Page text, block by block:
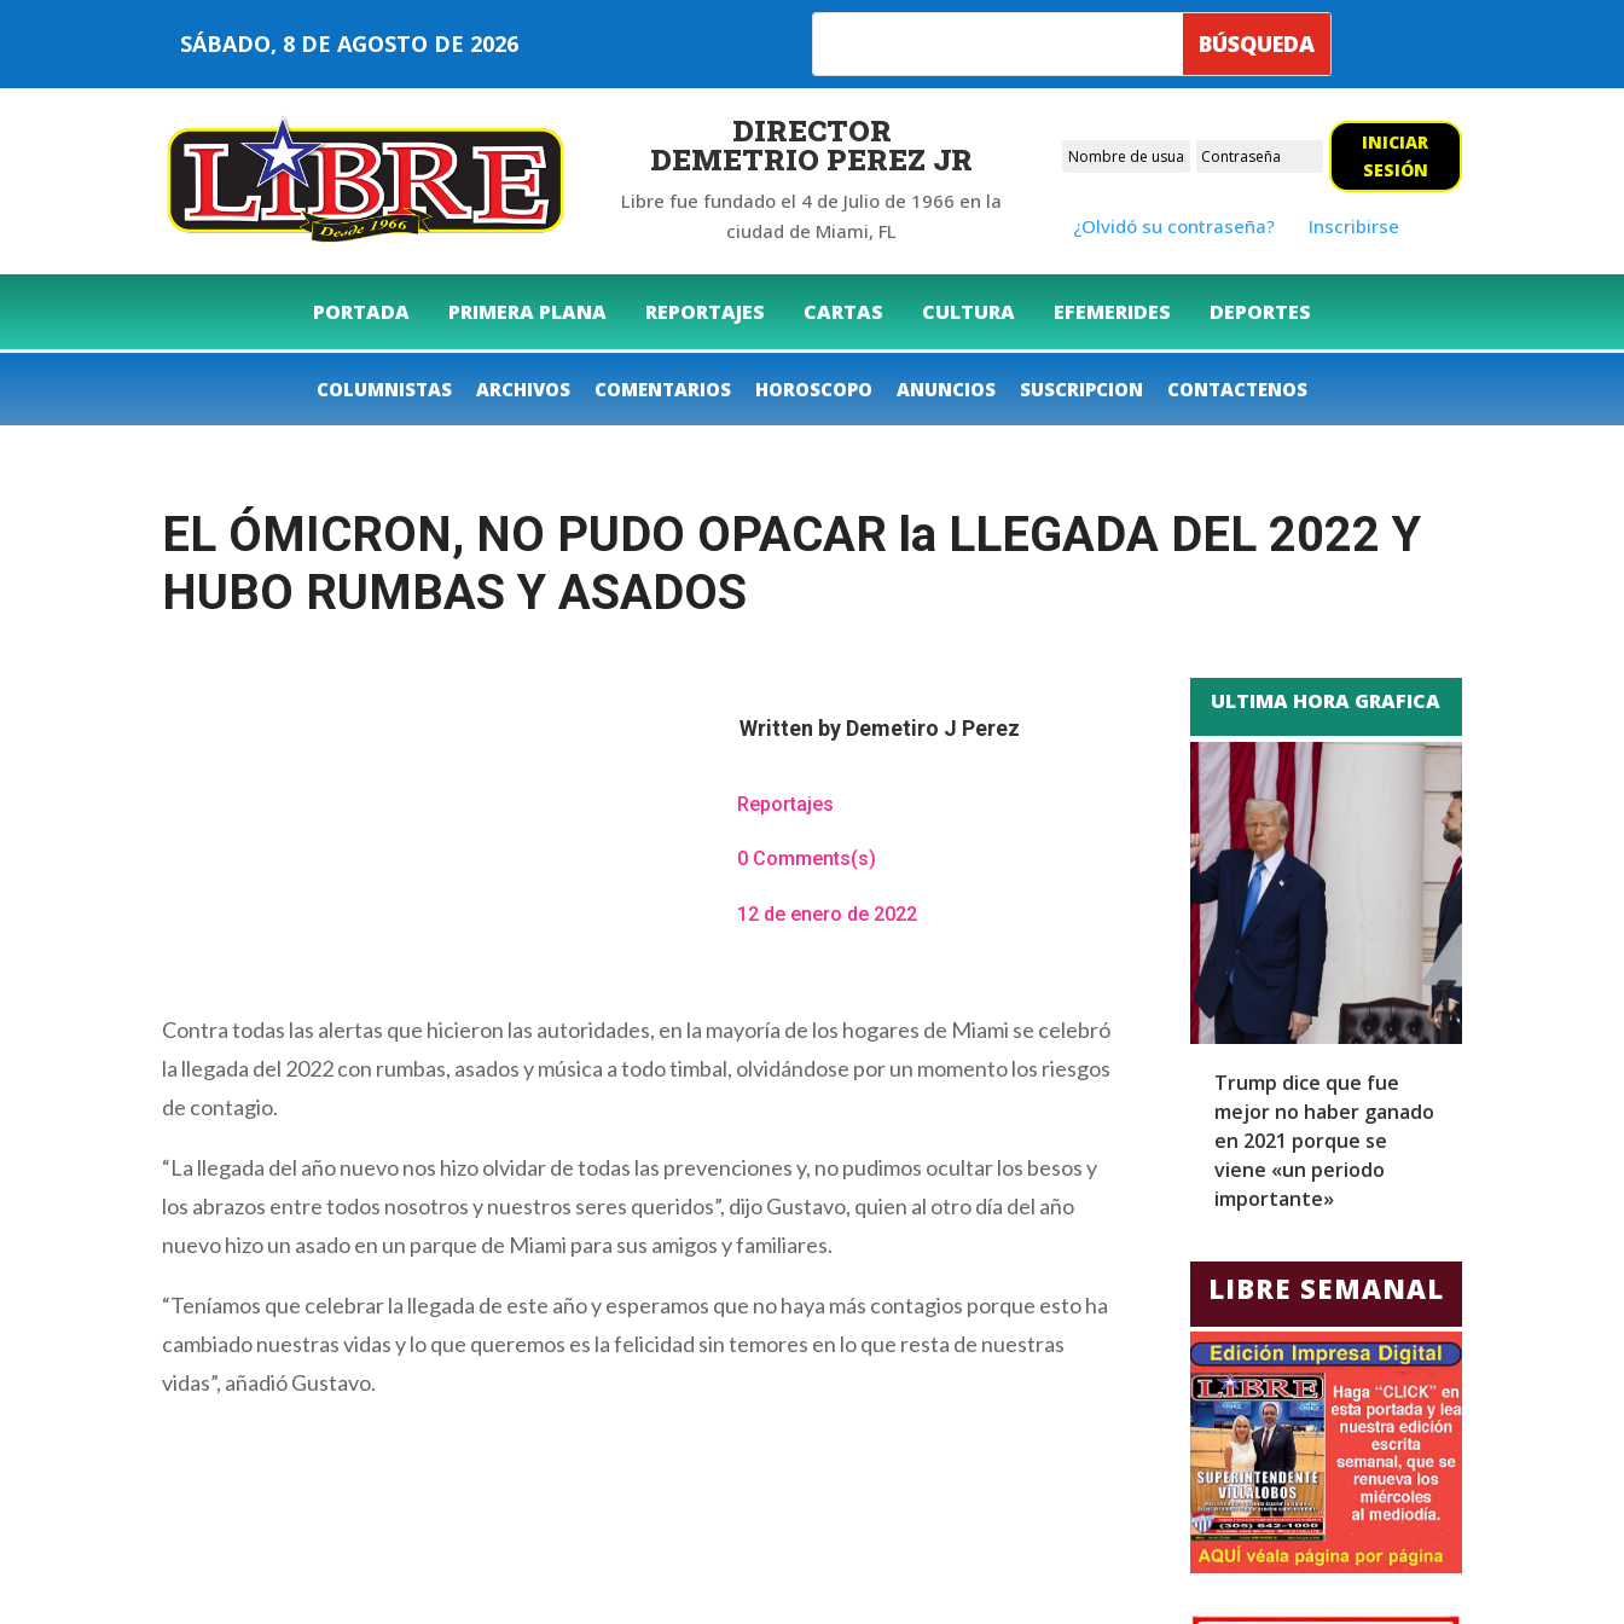
SÁBADO, 8 DE AGOSTO DE 2026
DIRECTOR
DEMETRIO PEREZ JR
Libre fue fundado el 4 de Julio de 1966 en la
ciudad de Miami, FL
INICIAR
SESIÓN
¿Olvidó su contraseña? Inscribirse
PORTADA PRIMERA PLANA REPORTAJES CARTAS CULTURA EFEMERIDES DEPORTES
COLUMNISTAS ARCHIVOS COMENTARIOS HOROSCOPO ANUNCIOS SUSCRIPCION CONTACTENOS
EL ÓMICRON, NO PUDO OPACAR la LLEGADA DEL 2022 Y
HUBO RUMBAS Y ASADOS
Written by Demetiro J Perez
Reportajes
0 Comments(s)
12 de enero de 2022
Contra todas las alertas que hicieron las autoridades, en la mayoría de los hogares de Miami se celebró
la llegada del 2022 con rumbas, asados y música a todo timbal, olvidándose por un momento los riesgos
de contagio.
“La llegada del año nuevo nos hizo olvidar de todas las prevenciones y, no pudimos ocultar los besos y
los abrazos entre todos nosotros y nuestros seres queridos”, dijo Gustavo, quien al otro día del año
nuevo hizo un asado en un parque de Miami para sus amigos y familiares.
“Teníamos que celebrar la llegada de este año y esperamos que no haya más contagios porque esto ha
cambiado nuestras vidas y lo que queremos es la felicidad sin temores en lo que resta de nuestras
vidas”, añadió Gustavo.
ULTIMA HORA GRAFICA
Trump dice que fue
mejor no haber ganado
en 2021 porque se
viene «un periodo
importante»
LIBRE SEMANAL